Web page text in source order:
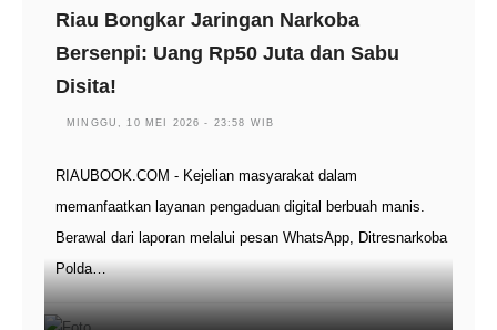
Riau Bongkar Jaringan Narkoba
Bersenpi: Uang Rp50 Juta dan Sabu
Disita!
MINGGU, 10 MEI 2026 - 23:58 WIB
RIAUBOOK.COM - Kejelian masyarakat dalam
memanfaatkan layanan pengaduan digital berbuah manis.
Berawal dari laporan melalui pesan WhatsApp, Ditresnarkoba
Polda…